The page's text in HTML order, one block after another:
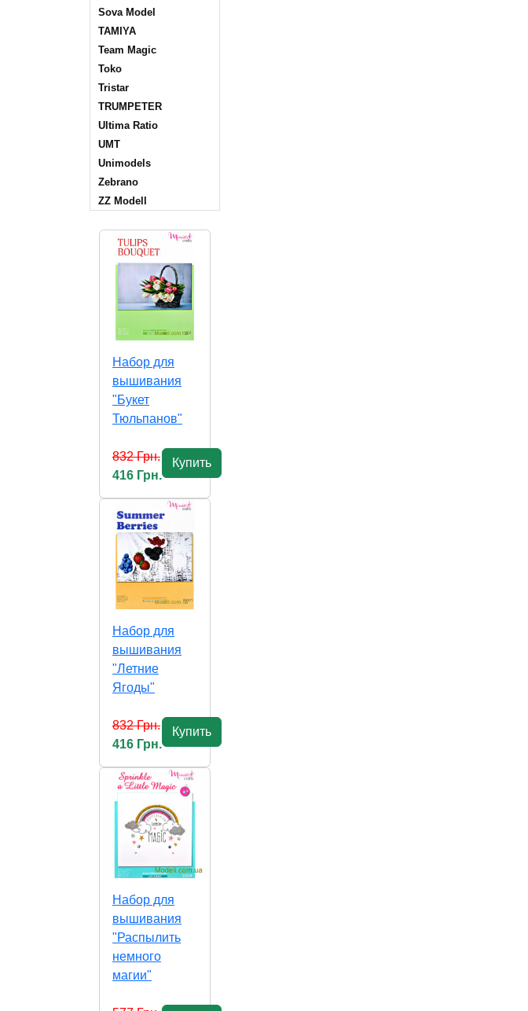
Sova Model
TAMIYA
Team Magic
Toko
Tristar
TRUMPETER
Ultima Ratio
UMT
Unimodels
Zebrano
ZZ Modell
Набор для
вышивания
"Букет
Тюльпанов"
832 Грн.
416 Грн.
Купить
Набор для
вышивания
"Летние
Ягоды"
832 Грн.
416 Грн.
Купить
Набор для
вышивания
"Распылить
немного
магии"